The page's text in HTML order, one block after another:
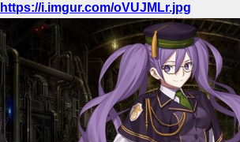
https://i.imgur.com/oVUJMLr.jpg